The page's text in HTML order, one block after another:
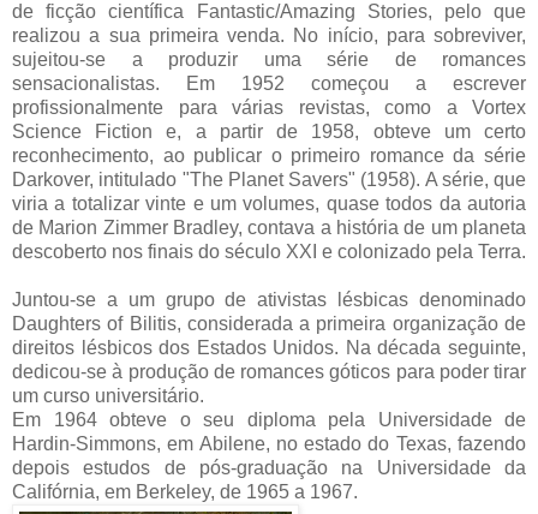
de ficção científica Fantastic/Amazing Stories, pelo que
realizou a sua primeira venda. No início, para sobreviver,
sujeitou-se a produzir uma série de romances
sensacionalistas. Em 1952 começou a escrever
profissionalmente para várias revistas, como a Vortex
Science Fiction e, a partir de 1958, obteve um certo
reconhecimento, ao publicar o primeiro romance da série
Darkover, intitulado "The Planet Savers" (1958). A série, que
viria a totalizar vinte e um volumes, quase todos da autoria
de Marion Zimmer Bradley, contava a história de um planeta
descoberto nos finais do século XXI e colonizado pela Terra.
Juntou-se a um grupo de ativistas lésbicas denominado
Daughters of Bilitis, considerada a primeira organização de
direitos lésbicos dos Estados Unidos. Na década seguinte,
dedicou-se à produção de romances góticos para poder tirar
um curso universitário.
Em 1964 obteve o seu diploma pela Universidade de
Hardin-Simmons, em Abilene, no estado do Texas, fazendo
depois estudos de pós-graduação na Universidade da
Califórnia, em Berkeley, de 1965 a 1967.